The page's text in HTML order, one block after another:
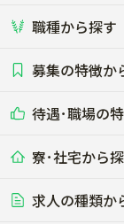
東海
短期アルバイト
その他（独立・副業
畜産（酪農･
酪農
する牧場
養豚
る養豚場
畑・圃場で野菜・穀物
稲作
農業資材･肥料
農場設備・肥料・飼料
その他業種
職種から探す
農場･牧場･現場職
募集の特徴か
未経験歓迎
学歴不問
50代採用実績あり
待遇･職場の
社会保険完備
食事補助あり
寮･社宅から
単身寮あり
求人の種類か